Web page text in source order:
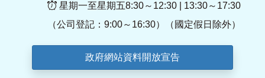
星期一至星期五8:30～12:30 | 13:30～17:30
（公司登記：9:00～16:30）（國定假日除外）
政府網站資料開放宣告